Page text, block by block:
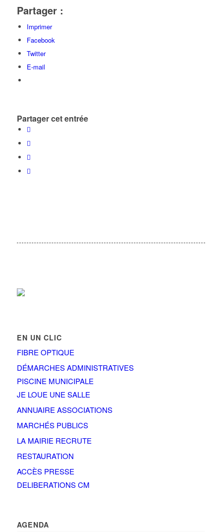
Partager :
Imprimer
Facebook
Twitter
E-mail
Partager cet entrée
EN UN CLIC
FIBRE OPTIQUE
DÉMARCHES ADMINISTRATIVES
PISCINE MUNICIPALE
JE LOUE UNE SALLE
ANNUAIRE ASSOCIATIONS
MARCHÉS PUBLICS
LA MAIRIE RECRUTE
RESTAURATION
ACCÈS PRESSE
DELIBERATIONS CM
AGENDA